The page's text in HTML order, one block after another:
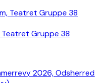
Teatret Gruppe 38